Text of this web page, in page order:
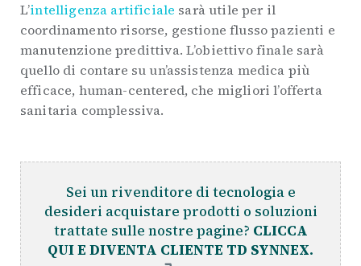
L’intelligenza artificiale sarà utile per il
coordinamento risorse, gestione flusso pazienti e
manutenzione predittiva. L’obiettivo finale sarà
quello di contare su un’assistenza medica più
efficace, human-centered, che migliori l’offerta
sanitaria complessiva.
Sei un rivenditore di tecnologia e
desideri acquistare prodotti o soluzioni
trattate sulle nostre pagine? CLICCA
QUI E DIVENTA CLIENTE TD SYNNEX.